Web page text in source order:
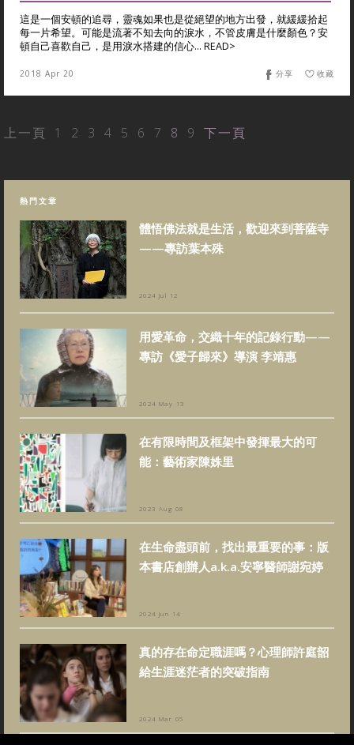
這是一個安頓的追尋，靈魂如果也是從絕望的地方出發，就緩緩拾起
每一片希望。可能是流著不知去向的淚水，不管皮膚是什麼顏色？安
頓自己喜歡自己，是用淚水搭建的信心... READ>
2018 Apr 20 收藏
分享
上一頁 1 2 3 4 5 6 7 8 9 下一頁
熱門文章
體悟佛法就是生活，歡迎來到菩薩寺
——專訪葉本殊
2024 Jul 12
用愛革命，交織十年的記錄行動——
專訪《愛子歸來》導演 李靖惠
2024 May 13
在有限時間及框架中發揮最大的可
能：藝術家陳姝里
2023 Aug 08
在生命盡頭前，找出最重要的事：版
本書店創辦人a.k.a.安寧醫師謝宛婷
2024 Jun 14
真的存在命定職涯嗎？心理師許庭韶
給生涯迷茫者的突破指南
2024 Mar 05